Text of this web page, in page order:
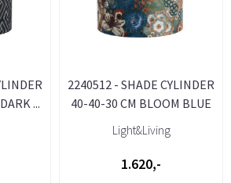
...
2240512 - SHADE CYLINDER
40-40-30 CM BLOOM BLUE
Light&Living
1.620,-